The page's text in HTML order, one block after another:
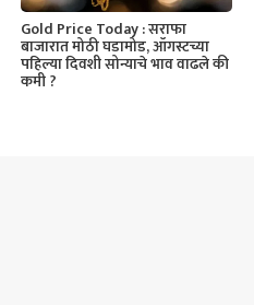
Gold Price Today : सराफा
बाजारात मोठी घडामोड, ऑगस्टच्या
पहिल्या दिवशी सोन्याचे भाव वाढले की
कमी ?